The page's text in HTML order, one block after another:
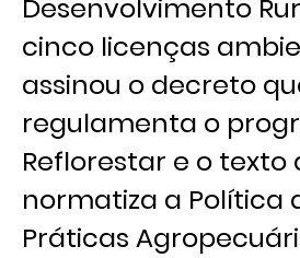
Desenvolvimento
cinco licenças
assinou o decreto
regulamenta o
Reflorestar e o texto
normatiza a Política
Práticas